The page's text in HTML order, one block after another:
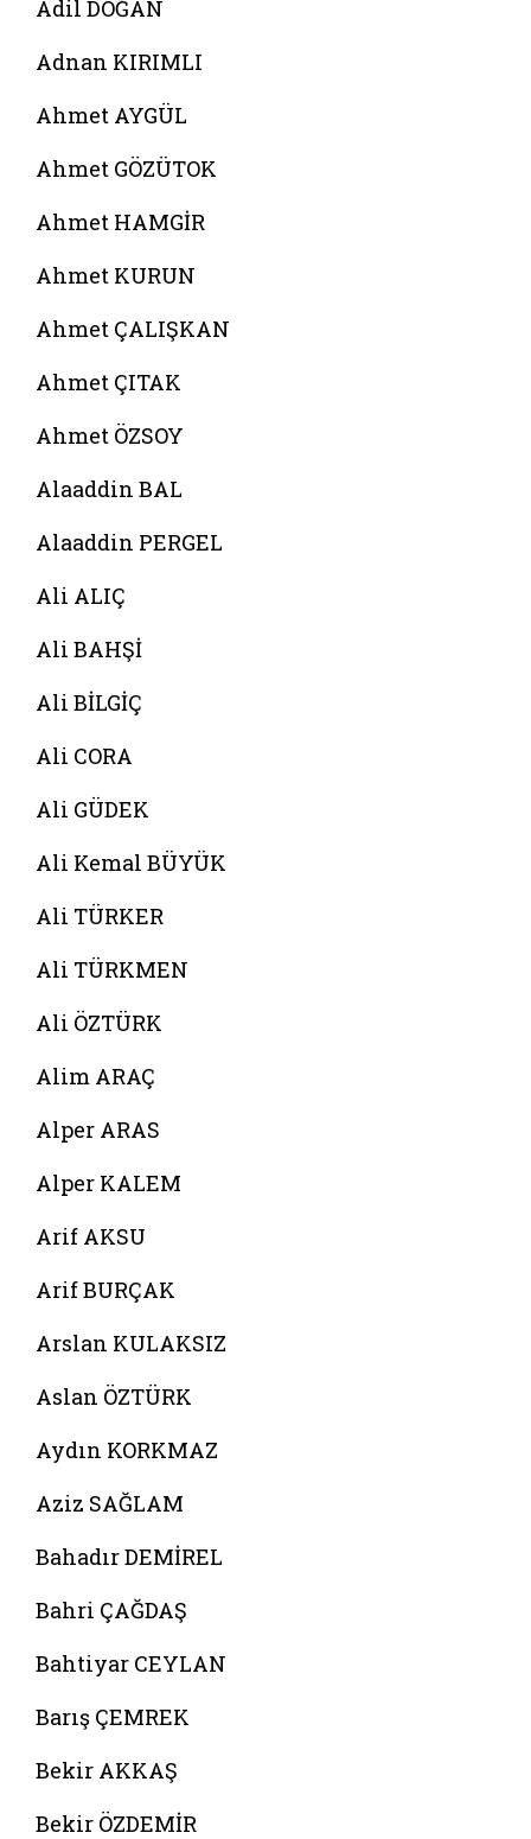
Adil DOĞAN
Adnan KIRIMLI
Ahmet AYGÜL
Ahmet GÖZÜTOK
Ahmet HAMGİR
Ahmet KURUN
Ahmet ÇALIŞKAN
Ahmet ÇITAK
Ahmet ÖZSOY
Alaaddin BAL
Alaaddin PERGEL
Ali ALIÇ
Ali BAHŞİ
Ali BİLGİÇ
Ali CORA
Ali GÜDEK
Ali Kemal BÜYÜK
Ali TÜRKER
Ali TÜRKMEN
Ali ÖZTÜRK
Alim ARAÇ
Alper ARAS
Alper KALEM
Arif AKSU
Arif BURÇAK
Arslan KULAKSIZ
Aslan ÖZTÜRK
Aydın KORKMAZ
Aziz SAĞLAM
Bahadır DEMİREL
Bahri ÇAĞDAŞ
Bahtiyar CEYLAN
Barış ÇEMREK
Bekir AKKAŞ
Bekir ÖZDEMİR